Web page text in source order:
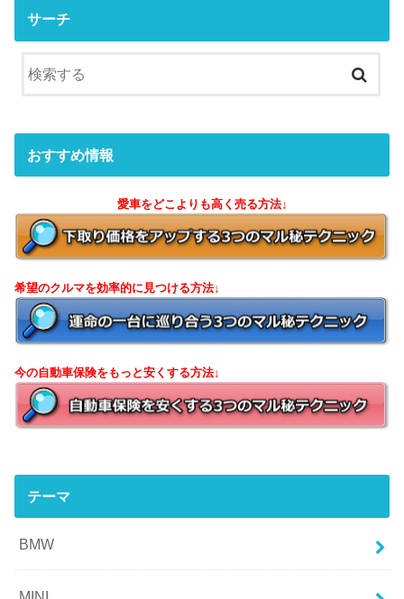
サーチ
おすすめ情報
愛車をどこよりも高く売る方法↓
希望のクルマを効率的に見つける方法↓
今の自動車保険をもっと安くする方法↓
テーマ
BMW